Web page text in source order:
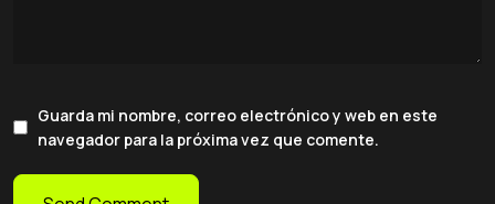
Guarda mi nombre, correo electrónico y web en este
navegador para la próxima vez que comente.